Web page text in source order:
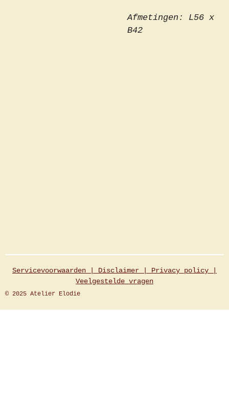
Afmetingen: L56 x
B42
Servicevoorwaarden | Disclaimer Privacy policy
Veelgestelde vragen
© 2025 Atelier Elodie